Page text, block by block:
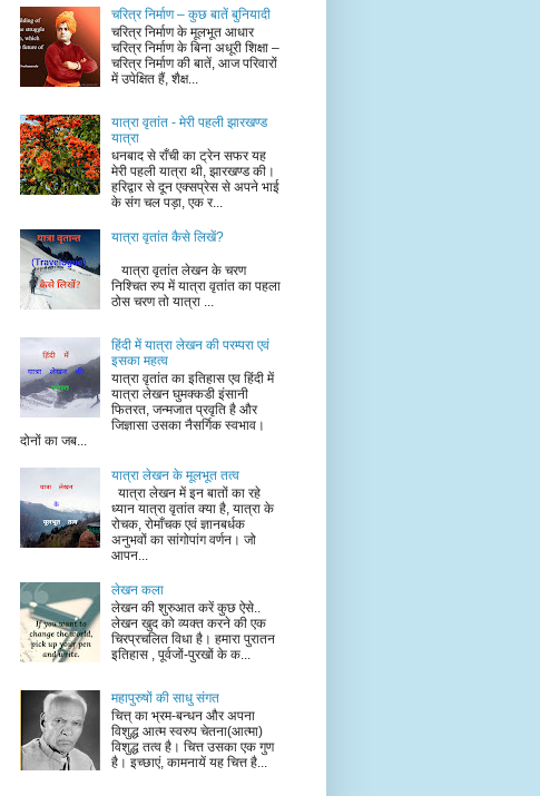
चरित्र निर्माण – कुछ बातें बुनियादी
चरित्र निर्माण के मूलभूत आधार
चरित्र निर्माण के बिना अधूरी शिक्षा –
चरित्र निर्माण की बातें, आज परिवारों
में उपेक्षित हैं, शैक्ष...
यात्रा वृतांत - मेरी पहली झारखण्ड
यात्रा
धनबाद से राँची का ट्रेन सफर यह
मेरी पहली यात्रा थी, झारखण्ड की।
हरिद्वार से दून एक्सप्रेस से अपने भाई
के संग चल पड़ा, एक र...
यात्रा वृतांत कैसे लिखें?
यात्रा वृतांत लेखन के चरण
निश्चित रुप में यात्रा वृतांत का पहला
ठोस चरण तो यात्रा ...
हिंदी में यात्रा लेखन की परम्परा एवं
इसका महत्व
यात्रा वृतांत का इतिहास एव हिंदी में
यात्रा लेखन घुमक्कडी इंसानी
फितरत, जन्मजात प्रवृति है और
जिज्ञासा उसका नैसर्गिक स्वभाव।
दोनों का जब...
यात्रा लेखन के मूलभूत तत्व
यात्रा लेखन में इन बातों का रहे
ध्यान यात्रा वृतांत क्या है, यात्रा के
रोचक, रोमाँचक एवं ज्ञानबर्धक
अनुभवों का सांगोपांग वर्णन। जो
आपन...
लेखन कला
लेखन की शुरुआत करें कुछ ऐसे..
लेखन खुद को व्यक्त करने की एक
चिरप्रचलित विधा है। हमारा पुरातन
इतिहास , पूर्वजों-पुरखों के क...
महापुरुषों की साधु संगत
चित्त् का भ्रम-बन्धन और अपना
विशुद्ध आत्म स्वरुप चेतना(आत्मा)
विशुद्ध तत्व है। चित्त उसका एक गुण
है। इच्छाएं, कामनायें यह चित्त है...